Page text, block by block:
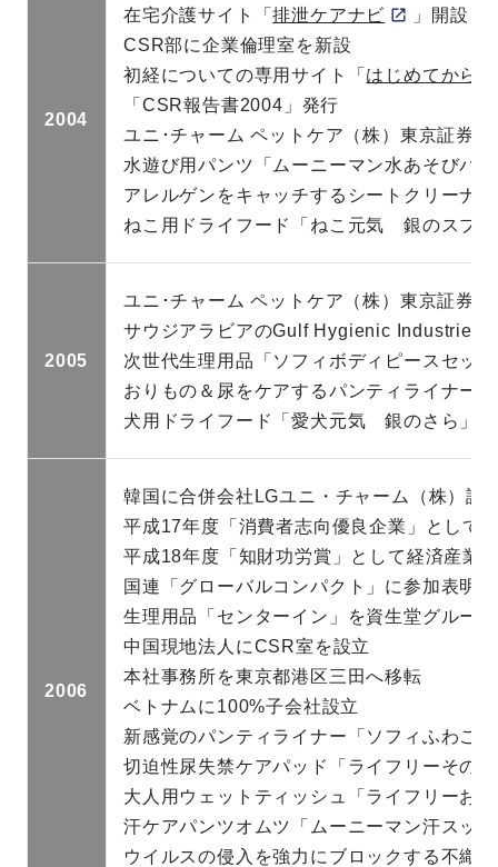
2004
在宅介護サイト「排泄ケアナビ
」開設
CSR部に企業倫理室を新設
初経についての専用サイト「 はじめてから
「CSR報告書2004」発行
ユニ･チャーム ペットケア（株）東京証券
水遊び用パンツ「ムーニーマン水あそびパ
アレルゲンをキャッチするシートクリーナ
ねこ用ドライフード「ねこ元気 銀のスプ
2005
ユニ･チャーム ペットケア（株）東京証券
サウジアラビアのGulf Hygienic Industries
次世代生理用品「ソフィボディピースセッ
おりもの＆尿をケアするパンティライナー
犬用ドライフード「愛犬元気 銀のさら」
2006
韓国に合併会社LGユニ・チャーム（株）設
平成17年度「消費者志向優良企業」として
平成18年度「知財功労賞」として経済産業
国連「グローバルコンパクト」に参加表明
生理用品「センターイン」を資生堂グルー
中国現地法人にCSR室を設立
本社事務所を東京都港区三田へ移転
ベトナムに100%子会社設立
新感覚のパンティライナー「ソフィふわご
切迫性尿失禁ケアパッド「ライフリーその
大人用ウェットティッシュ「ライフリーお
汗ケアパンツオムツ「ムーニーマン汗スッ
ウイルスの侵入を強力にブロックする不織